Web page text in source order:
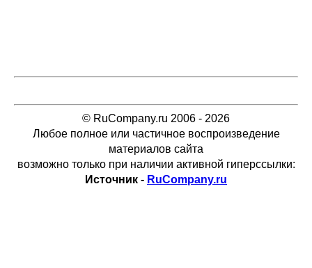
© RuCompany.ru 2006 - 2026
Любое полное или частичное воспроизведение
материалов сайта
возможно только при наличии активной гиперссылки:
Источник - RuCompany.ru